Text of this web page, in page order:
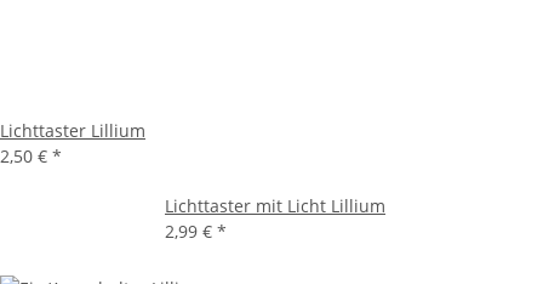
Lichttaster Lillium
2,50 € *
Lichttaster mit Licht Lillium
2,99 € *